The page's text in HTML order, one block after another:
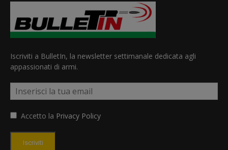
Iscriviti a BulletIn, la newsletter settimanale dedicata agli
appassionati di armi.
Accetto la Privacy Policy
Iscriviti